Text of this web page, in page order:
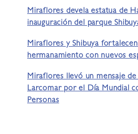
Miraflores devela estatua de
inauguración del parque
Miraflores y Shibuya
hermanamiento con nuevos
Miraflores llevó un mensaje
Larcomar por el Día Mundial
Personas